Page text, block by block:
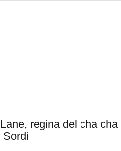
regina del cha cha
Sordi